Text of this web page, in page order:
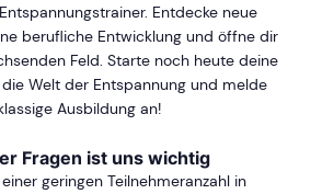
Entdecke neue
berufliche Entwicklung und öffne dir
Feld. Starte noch heute deine
Welt der Entspannung und melde
Ausbildung an!
Fragen ist uns wichtig
geringen Teilnehmeranzahl in